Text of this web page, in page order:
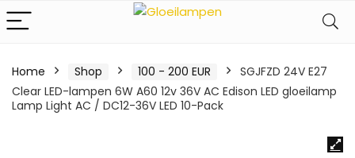
Home Shop 100 - 200 EUR
SGJFZD 24V E27
Clear LED-lampen 6W A60 12v 36V AC Edison LED gloeilamp
Lamp Light AC / DC12-36V LED 10-Pack